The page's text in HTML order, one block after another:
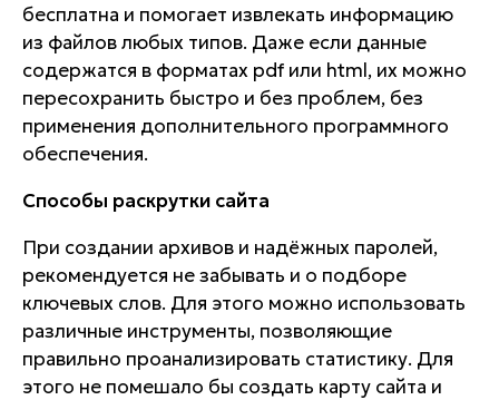
бесплатна и помогает извлекать информацию
из файлов любых типов. Даже если данные
содержатся в форматах pdf или html, их можно
пересохранить быстро и без проблем, без
применения дополнительного программного
обеспечения.
Способы раскрутки сайта
При создании архивов и надёжных паролей,
рекомендуется не забывать и о подборе
ключевых слов. Для этого можно использовать
различные инструменты, позволяющие
правильно проанализировать статистику. Для
этого не помешало бы создать карту сайта и